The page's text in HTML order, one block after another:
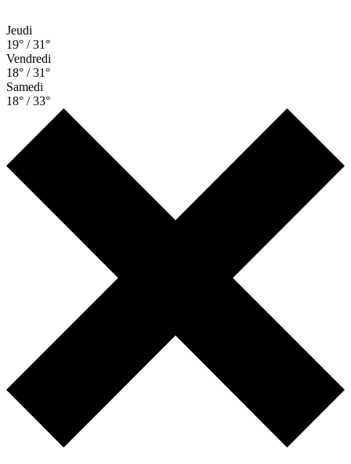
Jeudi
19° / 31°
Vendredi
18° / 31°
Samedi
18° / 33°